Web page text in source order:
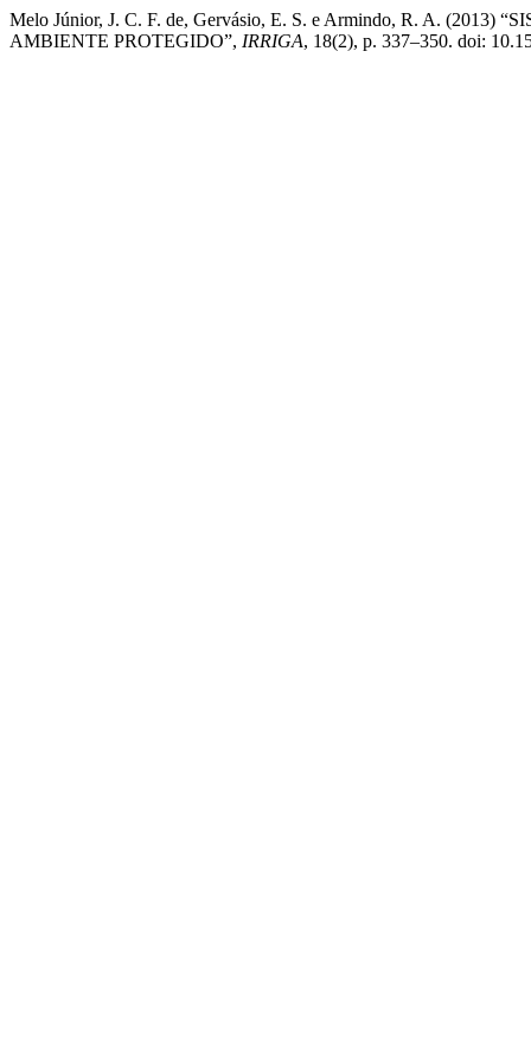
Melo Júnior, J. C. F. de, Gervásio, E. S. e Armindo, R. A.
AMBIENTE PROTEGIDO”, IRRIGA, 18(2), p. 337–350. doi: